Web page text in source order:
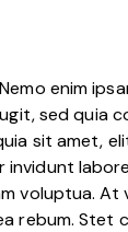
enim
sed quia
sit amet,
invidunt
voluptua. At
rebum. Stet